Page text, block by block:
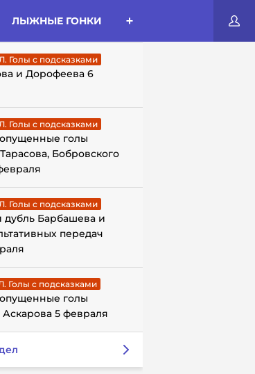
ЛЫЖНЫЕ ГОНКИ
Голы с подсказками
и Дорофеева 6
Голы с подсказками
голы
Бобровского
Голы с подсказками
дубль Барбашева и
передач
Голы с подсказками
голы
5 февраля